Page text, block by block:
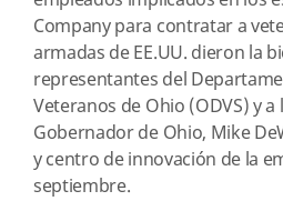
Company para contratar a
armadas de EE.UU. dieron la
representantes del
Veteranos de Ohio (ODVS) y
Gobernador de Ohio, Mike
y centro de innovación de la
septiembre.